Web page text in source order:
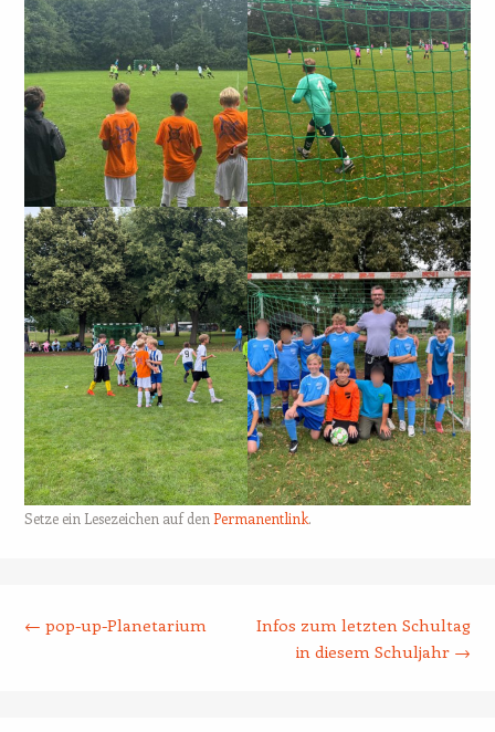
Setze ein Lesezeichen auf den Permanentlink.
← pop-up-Planetarium
Infos zum letzten Schultag
in diesem Schuljahr →